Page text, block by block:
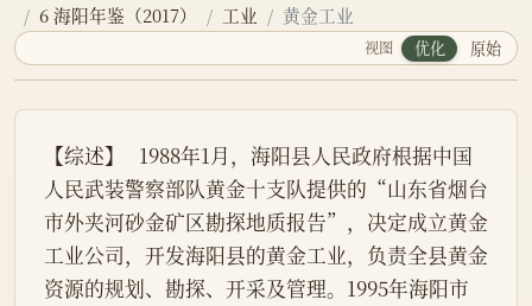
6 海阳年鉴（2017）
工业 黄金工业
视图 优化 原始
【综述】   1988年1月，海阳县人民政府根据中国
人民武装警察部队黄金十支队提供的“山东省烟台
市外夹河砂金矿区勘探地质报告”，决定成立黄金
工业公司，开发海阳县的黄金工业，负责全县黄金
资源的规划、勘探、开采及管理。1995年海阳市